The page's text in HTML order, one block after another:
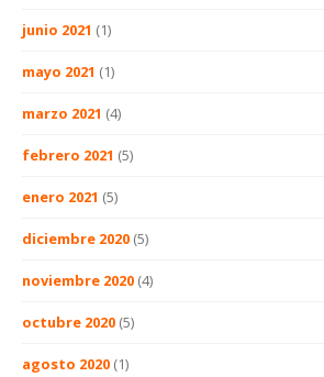
junio 2021 (1)
mayo 2021 (1)
marzo 2021 (4)
febrero 2021 (5)
enero 2021 (5)
diciembre 2020 (5)
noviembre 2020 (4)
octubre 2020 (5)
agosto 2020 (1)